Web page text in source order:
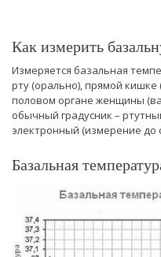
Как измерить
Измеряется базальная
рту (орально), прямой
половом органе женщины
обычный градусник –
электронный (измерение до
Базальная